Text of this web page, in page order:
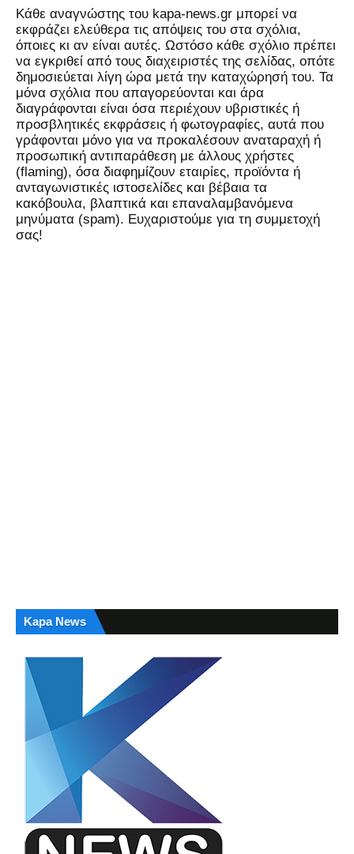
Kάθε αναγνώστης του kapa-news.gr μπορεί να
εκφράζει ελεύθερα τις απόψεις του στα σχόλια,
όποιες κι αν είναι αυτές. Ωστόσο κάθε σχόλιο πρέπει
να εγκριθεί από τους διαχειριστές της σελίδας, οπότε
δημοσιεύεται λίγη ώρα μετά την καταχώρησή του. Τα
μόνα σχόλια που απαγορεύονται και άρα
διαγράφονται είναι όσα περιέχουν υβριστικές ή
προσβλητικές εκφράσεις ή φωτογραφίες, αυτά που
γράφονται μόνο για να προκαλέσουν αναταραχή ή
προσωπική αντιπαράθεση με άλλους χρήστες
(flaming), όσα διαφημίζουν εταιρίες, προϊόντα ή
ανταγωνιστικές ιστοσελίδες και βέβαια τα
κακόβουλα, βλαπτικά και επαναλαμβανόμενα
μηνύματα (spam). Ευχαριστούμε για τη συμμετοχή
σας!
Kapa News